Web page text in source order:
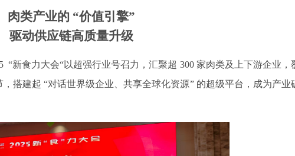
肉类产业的 “价值引擎”
驱动供应链高质量升级
“新食力大会“以超强行业号召力，汇聚超 300 家肉类及上下游企业，
搭建起 “对话世界级企业、共享全球化资源” 的超级平台，成为产业